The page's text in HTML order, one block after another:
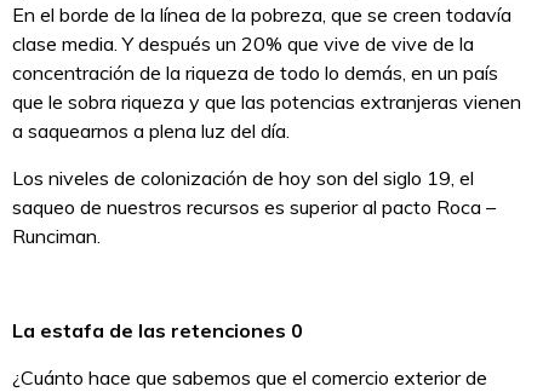
En el borde de la línea de la pobreza, que se creen todavía
clase media. Y después un 20% que vive de vive de la
concentración de la riqueza de todo lo demás, en un país
que le sobra riqueza y que las potencias extranjeras vienen
a saquearnos a plena luz del día.
Los niveles de colonización de hoy son del siglo 19, el
saqueo de nuestros recursos es superior al pacto Roca –
Runciman.
La estafa de las retenciones 0
¿Cuánto hace que sabemos que el comercio exterior de